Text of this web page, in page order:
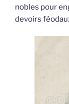
nobles pour
devoirs